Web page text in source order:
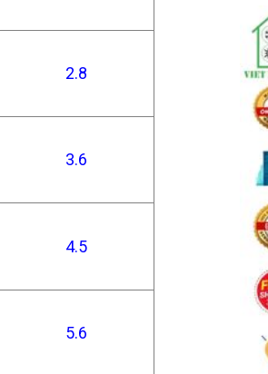
2.8
3.6
4.5
5.6